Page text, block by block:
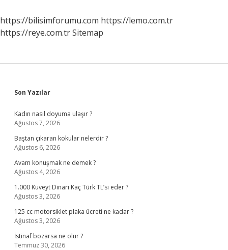
https://bilisimforumu.com https://lemo.com.tr
https://reye.com.trSitemap
Sidebar
Son Yazılar
Kadın nasıl doyuma ulaşır ?
Ağustos 7, 2026
Baştan çıkaran kokular nelerdir ?
Ağustos 6, 2026
Avam konuşmak ne demek ?
Ağustos 4, 2026
1.000 Kuveyt Dinarı Kaç Türk TL’si eder ?
Ağustos 3, 2026
125 cc motorsiklet plaka ücreti ne kadar ?
Ağustos 3, 2026
İstinaf bozarsa ne olur ?
Temmuz 30, 2026